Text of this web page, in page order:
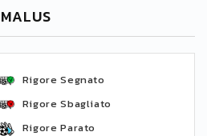
Rigore Segnato
Rigore Sbagliato
Rigore Parato